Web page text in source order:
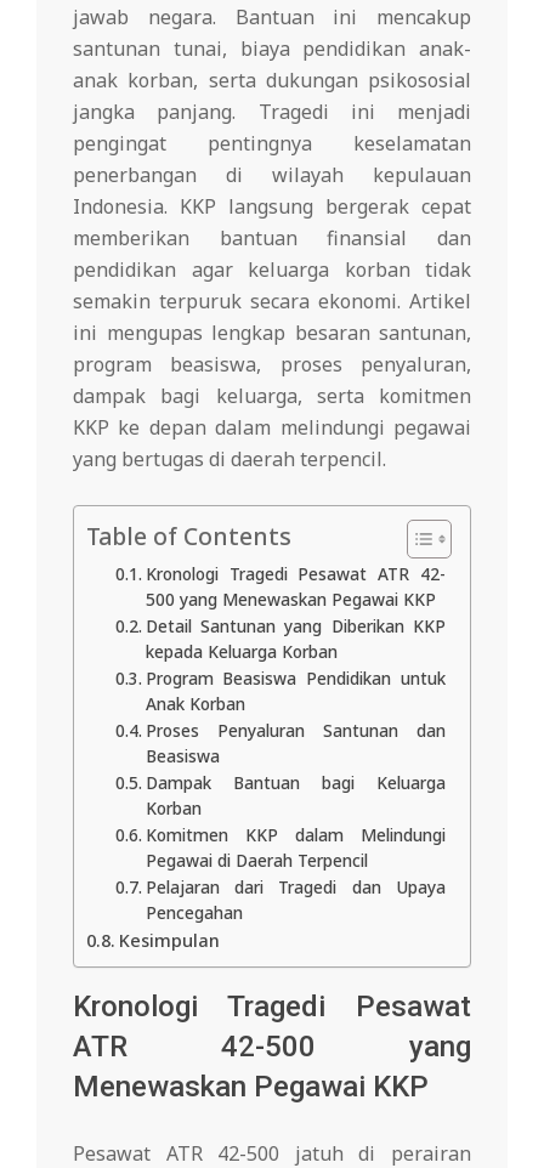
jawab negara. Bantuan ini mencakup
santunan tunai, biaya pendidikan anak-
anak korban, serta dukungan psikososial
jangka panjang. Tragedi ini menjadi
pengingat pentingnya keselamatan
penerbangan di wilayah kepulauan
Indonesia. KKP langsung bergerak cepat
memberikan bantuan finansial dan
pendidikan agar keluarga korban tidak
semakin terpuruk secara ekonomi. Artikel
ini mengupas lengkap besaran santunan,
program beasiswa, proses penyaluran,
dampak bagi keluarga, serta komitmen
KKP ke depan dalam melindungi pegawai
yang bertugas di daerah terpencil.
Table of Contents
Kronologi Tragedi Pesawat ATR 42-
500 yang Menewaskan Pegawai KKP
Detail Santunan yang Diberikan KKP
kepada Keluarga Korban
Program Beasiswa Pendidikan untuk
Anak Korban
Proses Penyaluran Santunan dan
Beasiswa
Dampak Bantuan bagi Keluarga
Korban
Komitmen KKP dalam Melindungi
Pegawai di Daerah Terpencil
Pelajaran dari Tragedi dan Upaya
Pencegahan
Kesimpulan
Kronologi Tragedi Pesawat
ATR 42-500 yang
Menewaskan Pegawai KKP
Pesawat ATR 42-500 jatuh di perairan